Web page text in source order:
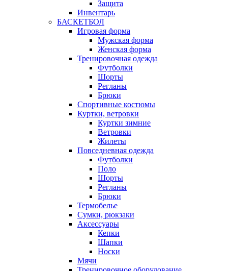
Защита
Инвентарь
БАСКЕТБОЛ
Игровая форма
Мужская форма
Женская форма
Тренировочная одежда
Футболки
Шорты
Регланы
Брюки
Спортивные костюмы
Куртки, ветровки
Куртки зимние
Ветровки
Жилеты
Повседневная одежда
Футболки
Поло
Шорты
Регланы
Брюки
Термобелье
Сумки, рюкзаки
Аксессуары
Кепки
Шапки
Носки
Мячи